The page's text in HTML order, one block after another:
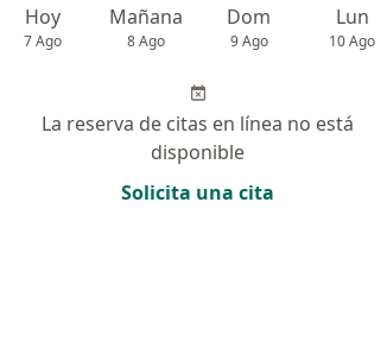
Hoy
7 Ago
Mañana
8 Ago
Dom
9 Ago
Lun
10 Ago
La reserva de citas en línea no está
disponible
Solicita una cita